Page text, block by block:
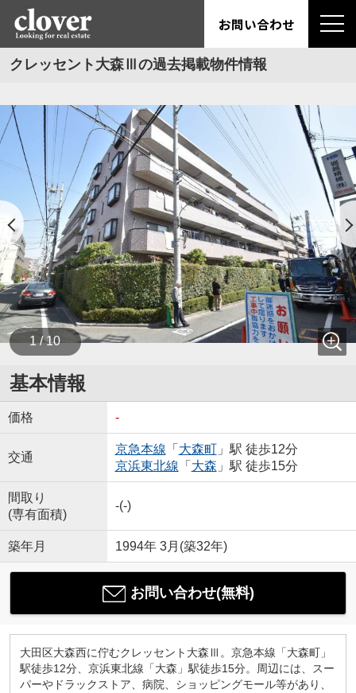
お問い合わせ
クレッセント大森Ⅲの過去掲載物件情報
1 / 10
基本情報
価格 -
交通
京急本線 「 大森町」駅 徒歩12分
京浜東北線 「 大森 」駅 徒歩15分
間取り
(専有面積)
-(-)
築年月 1994年 3月(築32年)
お問い合わせ(無料)
大田区大森西に佇むクレッセント大森Ⅲ。京急本線「大森町」
駅徒歩12分、京浜東北線「大森」駅徒歩15分。周辺には、スー
パーやドラックストア、病院、ショッピングモール等があり、